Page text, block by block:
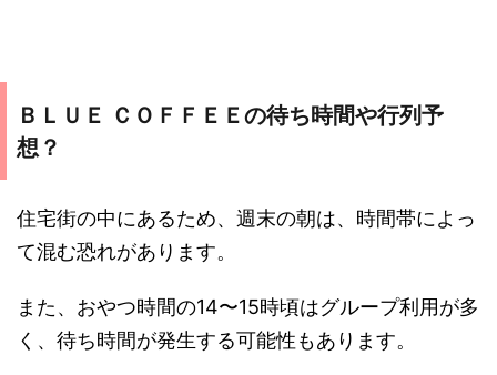
ＢＬＵＥ ＣＯＦＦＥＥの待ち時間や行列予
想？
住宅街の中にあるため、週末の朝は、時間帯によっ
て混む恐れがあります。
また、おやつ時間の14〜15時頃はグループ利用が多
く、待ち時間が発生する可能性もあります。